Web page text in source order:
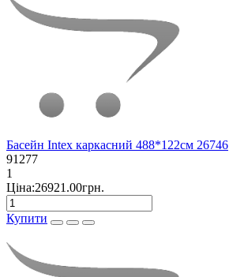
Басейн Intex каркасний 488*122см 26746
91277
1
Ціна:26921.00грн.
Купити